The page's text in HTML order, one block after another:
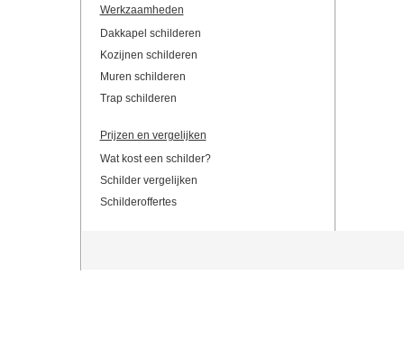
Werkzaamheden
Dakkapel schilderen
Kozijnen schilderen
Muren schilderen
Trap schilderen
Prijzen en vergelijken
Wat kost een schilder?
Schilder vergelijken
Schilderoffertes